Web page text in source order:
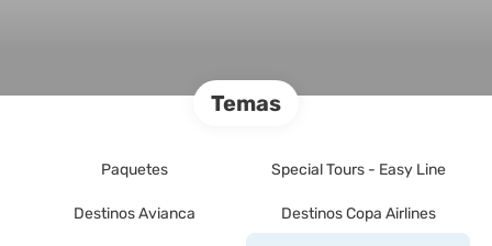
Temas
Paquetes Special Tours - Easy Line
Destinos Avianca Destinos Copa Airlines